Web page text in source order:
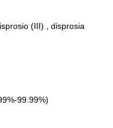
(III) , disprosia
99.99%)